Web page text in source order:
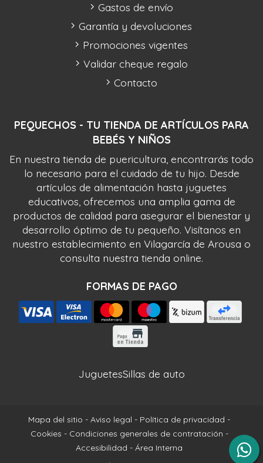
PEQUECHOS - TU TIENDA DE ARTÍCULOS PARA
BEBÉS Y NIÑOS
En nuestra tienda de puericultura, encontrarás todo
lo necesario para el cuidado de tu hijo. Desde
artículos de alimentación hasta juguetes
educativos, ofrecemos una amplia gama de
productos de calidad para asegurar el bienestar y
desarrollo óptimo de tu pequeño. Visítanos en
nuestro establecimiento en Vilagarcía de Arousa o
consulta nuestra tienda online.
FORMAS DE PAGO
Gastos de envío
Garantía y devoluciones
Promociones vigentes
Validar cheque regalo
Contacto
JuguetesSillas de auto
Mapa del sitio - Aviso legal - Política de privacidad -
Cookies - Condiciones generales de contratación -
Accesibilidad - Área Interna